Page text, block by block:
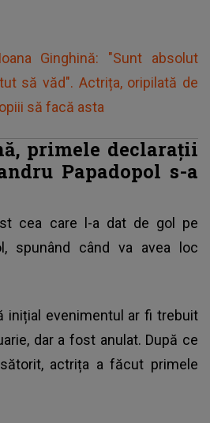
Ginghină: "Sunt absolut
să văd". Actrița, oripilată de
să facă asta
primele declarații
Papadopol s-a
cea care l-a dat de gol pe
spunând când va avea loc
inițial evenimentul ar fi trebuit
dar a fost anulat. După ce
actrița a făcut primele